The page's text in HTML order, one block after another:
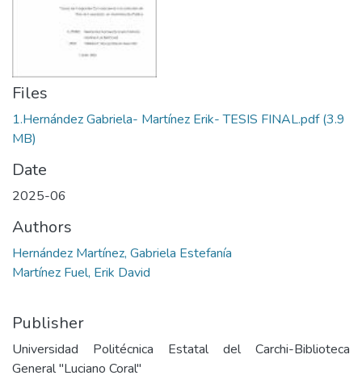
Files
1.Hernández Gabriela- Martínez Erik- TESIS FINAL.pdf(3.9
MB)
Date
2025-06
Authors
Hernández Martínez, Gabriela Estefanía
Martínez Fuel, Erik David
Publisher
Universidad Politécnica Estatal del Carchi-Biblioteca
General "Luciano Coral"